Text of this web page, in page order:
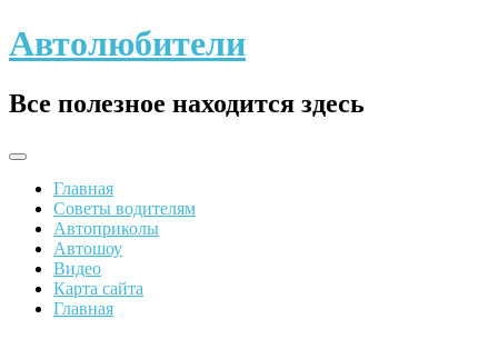
Skip
to
Автолюбители
Все полезное находится здесь
Главная
Советы водителям
Автоприколы
Автошоу
Видео
Карта сайта
Главная